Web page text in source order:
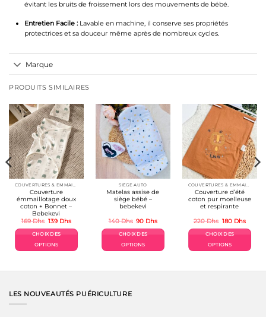
évitant les bruits de froissement lors des mouvements de bébé.
Entretien Facile :Lavable en machine, il conserve ses propriétés
protectrices et sa douceur même après de nombreux cycles.
Marque
PRODUITS SIMILAIRES
COUVERTURES & EMMAILLOTAGE
Couverture
émmaillotage doux
coton + Bonnet –
Bebekevi
169Dhs Le
initial
était :
169 Dhs.
139 DhsLe
actuel
CHOIX DES
OPTIONS
a
variations.
SIÈGE AUTO
Matelas assise de
siège bébé –
bebekevi
140Dhs Le
initial
était :
140 Dhs.
90 DhsLe
actuel
CHOIX DES
OPTIONS
a
COUVERTURES & EMMAILLOTAGE
Couverture d’été
coton pur moelleuse
et respirante
220Dhs Le
initial
était :
220 Dhs.
180 DhsLe
actuel
CHOIX DES
OPTIONS
a
LES NOUVEAUTÉS PUÉRICULTURE